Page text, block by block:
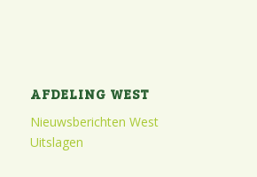
AFDELING WEST
Nieuwsberichten West
Uitslagen